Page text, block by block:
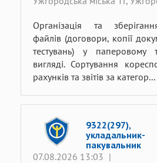
Організація та
файлів (договори, копії
тестувань) у паперовому
вигляді. Сортування
рахунків та звітів за категор...
9322(297),
укладальник-
пакувальник
07.08.2026 13:03 |